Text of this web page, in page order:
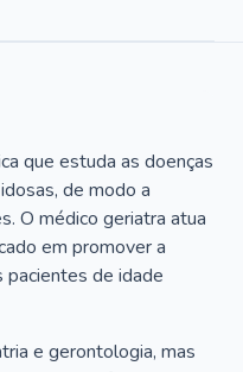
que estuda as doenças
de modo a
O médico geriatra atua
em promover a
pacientes de idade
e gerontologia, mas